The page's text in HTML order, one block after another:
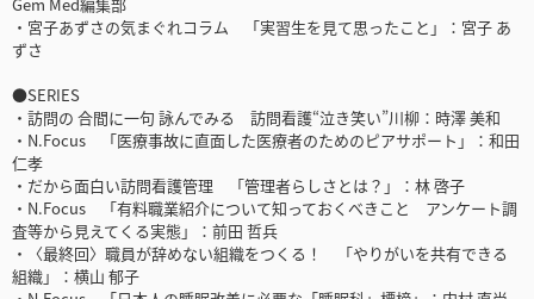
・宮子あずさの気まぐれコラム 「実習生を見て思ったこと」：宮子 あ
ずさ
●SERIES
・訪問の 合間に一句 詠んでみる 訪問看護“泣き笑い”川柳：時澤 美和
・N.Focus 「医療事故に直面した医療者のためのピアサポート」：和田
仁孝
・だから面白い訪問看護管理 「管理者らしさとは？」：林 啓子
・N.Focus 「有料職業紹介について知っておくべきこと アンケート調
査等から見えてくる実態」：前田 哲兵
・〈最終回〉職員が辞めない組織をつくる！ 「やりがいを共有できる
組織」：横山 郁子